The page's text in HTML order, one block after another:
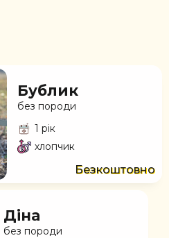
Бублик
без породи
1 рік
хлопчик
Безкоштовно
Діна
без породи